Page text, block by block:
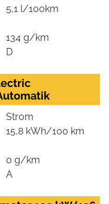
5,1 l/100km
134 g/km
D
Strom
15,8 kWh/100 km
0 g/km
A